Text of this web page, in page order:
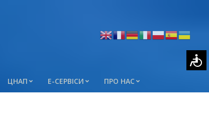
ЦНАП Е-СЕРВІСИ ПРО НАС